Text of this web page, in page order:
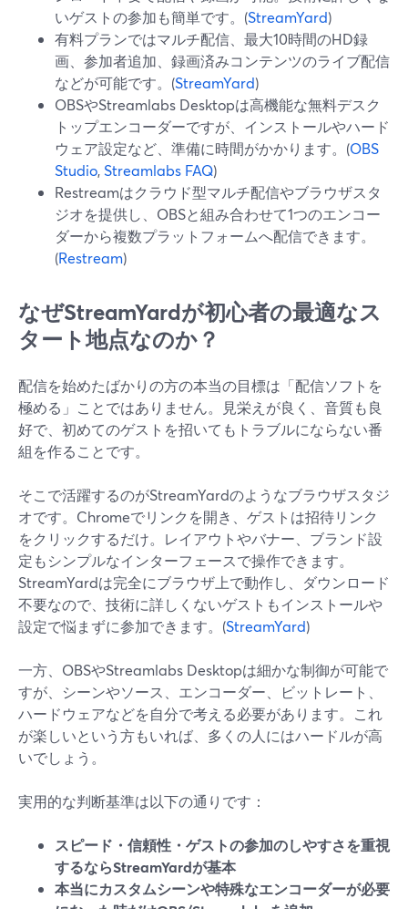
いゲストの参加も簡単です。(StreamYard)
有料プランではマルチ配信、最大10時間のHD録
画、参加者追加、録画済みコンテンツのライブ配信
などが可能です。(StreamYard)
OBSやStreamlabs Desktopは高機能な無料デスク
トップエンコーダーですが、インストールやハード
ウェア設定など、準備に時間がかかります。(OBS
Studio,Streamlabs FAQ)
Restreamはクラウド型マルチ配信やブラウザスタ
ジオを提供し、OBSと組み合わせて1つのエンコー
ダーから複数プラットフォームへ配信できます。
(Restream)
なぜStreamYardが初心者の最適なス
タート地点なのか？
配信を始めたばかりの方の本当の目標は「配信ソフトを
極める」ことではありません。見栄えが良く、音質も良
好で、初めてのゲストを招いてもトラブルにならない番
組を作ることです。
そこで活躍するのがStreamYardのようなブラウザスタジ
オです。Chromeでリンクを開き、ゲストは招待リンク
をクリックするだけ。レイアウトやバナー、ブランド設
定もシンプルなインターフェースで操作できます。
StreamYardは完全にブラウザ上で動作し、ダウンロード
不要なので、技術に詳しくないゲストもインストールや
設定で悩まずに参加できます。(StreamYard)
一方、OBSやStreamlabs Desktopは細かな制御が可能で
すが、シーンやソース、エンコーダー、ビットレート、
ハードウェアなどを自分で考える必要があります。これ
が楽しいという方もいれば、多くの人にはハードルが高
いでしょう。
実用的な判断基準は以下の通りです：
スピード・信頼性・ゲストの参加のしやすさを重視
するならStreamYardが基本
本当にカスタムシーンや特殊なエンコーダーが必要